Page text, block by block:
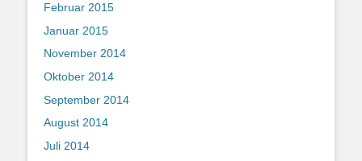
Februar 2015
Januar 2015
November 2014
Oktober 2014
September 2014
August 2014
Juli 2014